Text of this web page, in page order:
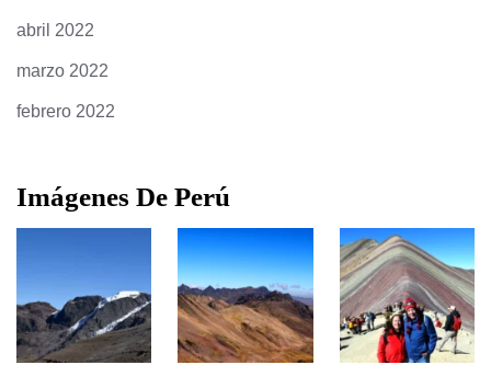
abril 2022
marzo 2022
febrero 2022
Imágenes De Perú